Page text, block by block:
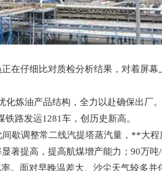
仔细比对质检分析结果，对着屏
炼油产品结构，全力以赴确保出厂。
路发运1281车，创历史新高。
调整常二线汽提塔蒸汽量，**大
提高，提高航煤增产能力；90万
。面对早晚温差大、沙尘天气较多